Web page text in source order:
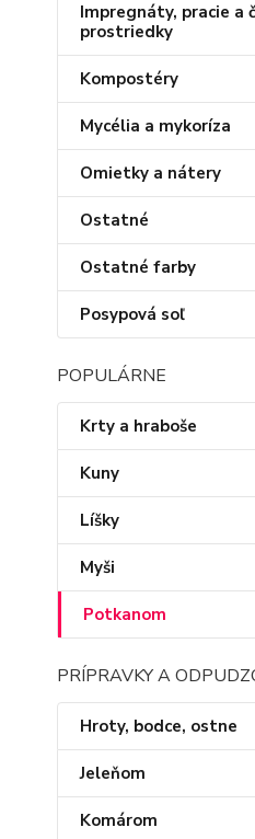
Impregnáty, pracie a
prostriedky
Kompostéry
Mycélia a mykoríza
Omietky a nátery
Ostatné
Ostatné farby
Posypová soľ
POPULÁRNE
Krty a hraboše
Kuny
Líšky
Myši
Potkanom
PRÍPRAVKY A
Hroty, bodce, ostne
Jeleňom
Komárom